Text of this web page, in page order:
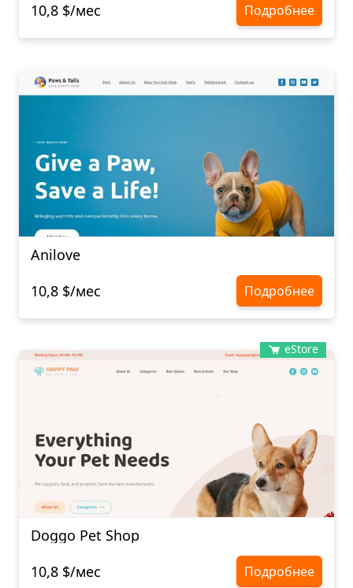
10,8 $/мес
Подробнее
Anilove
10,8 $/мес
Подробнее
eStore
Doggo Pet Shop
10,8 $/мес
Подробнее